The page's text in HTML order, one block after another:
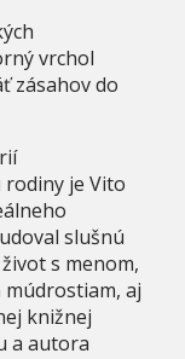
vrchol
zásahov do
je Vito
slušnú
s menom,
múdrostiam, aj
knižnej
a autora